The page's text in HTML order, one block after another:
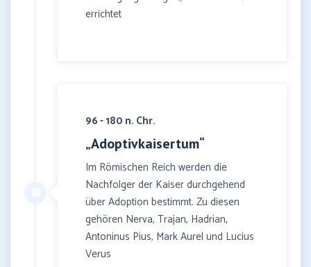
errichtet
96 - 180 n. Chr.
„Adoptivkaisertum“
Im Römischen Reich werden die
Nachfolger der Kaiser durchgehend
über Adoption bestimmt. Zu diesen
gehören Nerva, Trajan, Hadrian,
Antoninus Pius, Mark Aurel und Lucius
Verus